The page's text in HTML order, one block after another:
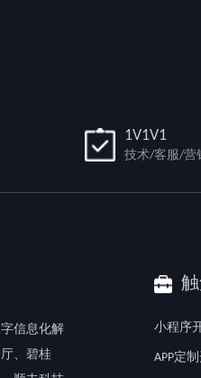
1V1V1
技术/客服/营
信息化解
、碧桂
小程序
APP定